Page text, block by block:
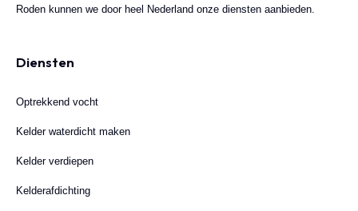
Roden kunnen we door heel Nederland onze diensten aanbieden.
Diensten
Optrekkend vocht
Kelder waterdicht maken
Kelder verdiepen
Kelderafdichting